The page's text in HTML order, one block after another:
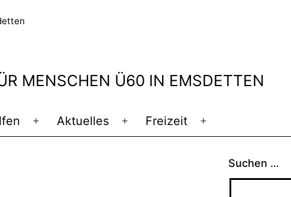
MENSCHEN Ü60 IN EMSDETTEN
Menü
Aktuelles
Menü
Freizeit
Suchen …